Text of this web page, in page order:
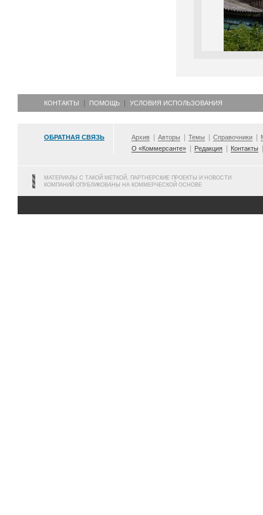
КОНТАКТЫ ПОМОЩЬ УСЛОВИЯ ИСПОЛЬЗОВАНИЯ
ОБРАТНАЯ СВЯЗЬ Архив Авторы Темы Справочники
О «Коммерсанте»
Редакция Контакты
МАТЕРИАЛЫ С ТАКОЙ МЕТКОЙ, ПАРТНЕРСКИЕ ПРОЕКТЫ И НОВОСТИ
КОМПАНИЙ ОПУБЛИКОВАНЫ НА КОММЕРЧЕСКОЙ ОСНОВЕ